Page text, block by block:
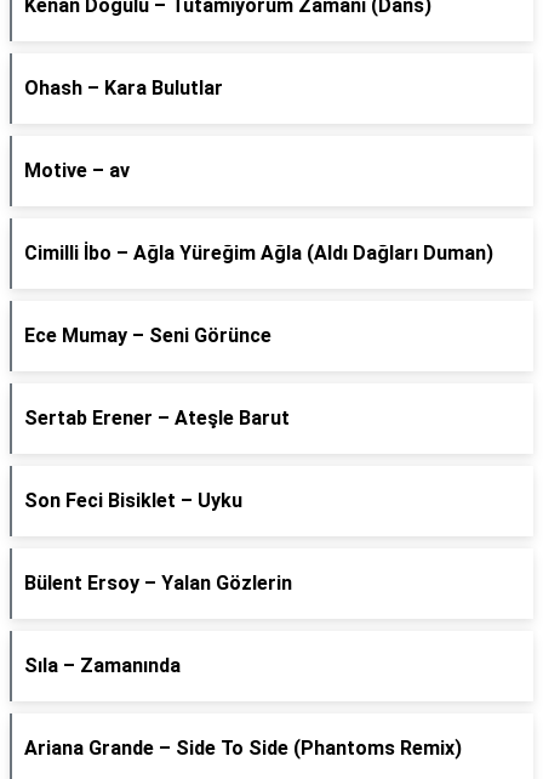
Kenan Doğulu – Tutamıyorum Zamanı (Dans)
Ohash – Kara Bulutlar
Motive – av
Cimilli İbo – Ağla Yüreğim Ağla (Aldı Dağları Duman)
Ece Mumay – Seni Görünce
Sertab Erener – Ateşle Barut
Son Feci Bisiklet – Uyku
Bülent Ersoy – Yalan Gözlerin
Sıla – Zamanında
Ariana Grande – Side To Side (Phantoms Remix)